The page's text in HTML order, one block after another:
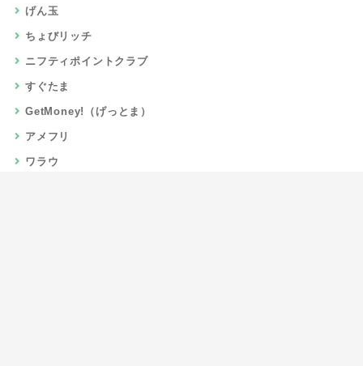
げん玉
ちょびリッチ
ニフティポイントクラブ
すぐたま
GetMoney!（げっとま）
アメフリ
ワラウ